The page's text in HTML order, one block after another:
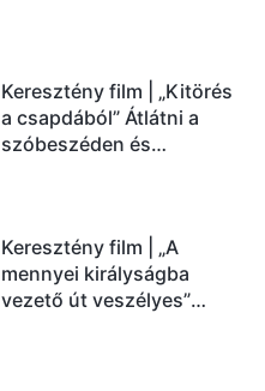
Keresztény film | „Kitörés
a csapdából” Átlátni a
szóbeszéden és
Keresztény film | „A
mennyei királyságba
vezető út veszélyes”